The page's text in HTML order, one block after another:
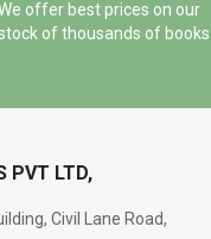
offer best prices on our
of thousands of books
PVT LTD,
Civil Lane Road,